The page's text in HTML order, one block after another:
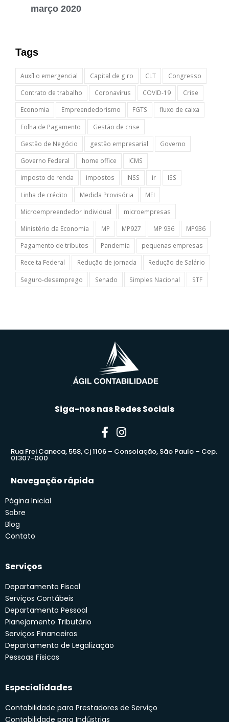
março 2020
Tags
Auxílio emergencial Capital de giro CLT
Congresso
Contrato de trabalho
Coronavírus COVID-19
Crise
Economia
Empreendedorismo FGTS
fluxo de caixa
Folha de Pagamento
Gestão de crise
Gestão de Negócio
gestão empresarial
Governo
Governo Federal
home office
ICMS
imposto de renda
impostos INSS ir
ISS
Linha de crédito
Medida Provisória
MEI
Microempreendedor Individual
microempresas
Ministério da Economia
MP MP927 MP 936
MP936
Pagamento de tributos
Pandemia
pequenas empresas
Receita Federal
Redução de jornada
Redução de Salário
Seguro-desemprego
Senado Simples Nacional STF
Siga-nos nas Redes Sociais
Rua Frei Caneca, 558, Cj 1106 – Consolação, São Paulo – Cep.
01307-000
Navegação rápida
Página Inicial
Sobre
Blog
Contato
Serviços
Departamento Fiscal
Serviços Contábeis
Departamento Pessoal
Planejamento Tributário
Serviços Financeiros
Departamento de Legalização
Pessoas Físicas
Especialidades
Contabilidade para Prestadores de Serviço
Contabilidade para Indústrias